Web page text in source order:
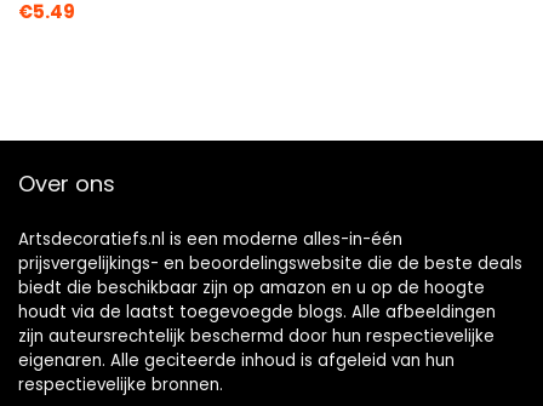
€5.49
Over ons
Artsdecoratiefs.nl is een moderne alles-in-één
prijsvergelijkings- en beoordelingswebsite die de beste deals
biedt die beschikbaar zijn op amazon en u op de hoogte
houdt via de laatst toegevoegde blogs. Alle afbeeldingen
zijn auteursrechtelijk beschermd door hun respectievelijke
eigenaren. Alle geciteerde inhoud is afgeleid van hun
respectievelijke bronnen.